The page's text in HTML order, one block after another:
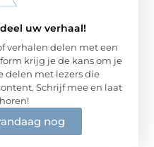
uw verhaal!
verhalen delen met een
krijg je de kans om je
delen met lezers die
Schrijf mee en laat
nog